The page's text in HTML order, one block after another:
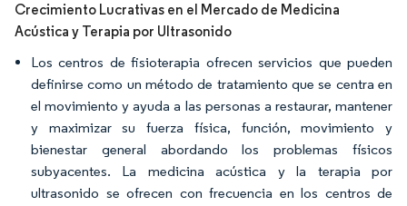
Crecimiento Lucrativas en el Mercado de Medicina
Acústica y Terapia por Ultrasonido
Los centros de fisioterapia ofrecen servicios que pueden
definirse como un método de tratamiento que se centra en
el movimiento y ayuda a las personas a restaurar, mantener
y maximizar su fuerza física, función, movimiento y
bienestar general abordando los problemas físicos
subyacentes. La medicina acústica y la terapia por
ultrasonido se ofrecen con frecuencia en los centros de